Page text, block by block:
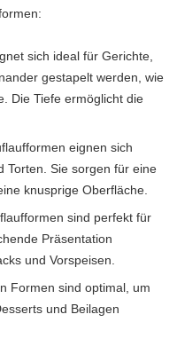
sich ideal für Gerichte,
gestapelt werden, wie
Die Tiefe ermöglicht die
eignen sich
Torten. Sie sorgen für eine
knusprige Oberfläche.
sind perfekt für
Präsentation
und Vorspeisen.
Formen sind optimal, um
und Beilagen